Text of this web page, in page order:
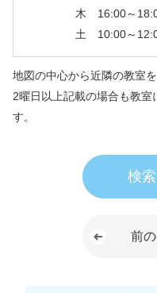
木 16:00～
土 10:00～
地図の中心から近隣の教室
2曜日以上記載の場合も教室
す。
検
前